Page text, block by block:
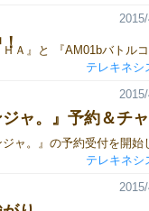
テレキネシ
ャ。』予約＆チ
テレキネシ